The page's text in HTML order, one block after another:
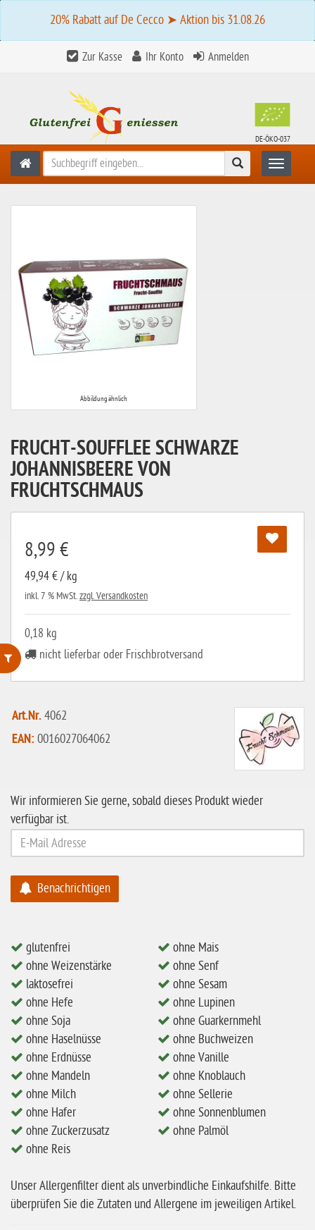
laktosefrei
ohne Hefe
ohne Haselnüsse
Bio
ohne Erdnüsse
ohne Mandeln
ohne Milch
ohne Hafer
ohne Zuckerzusatz
ohne Reis
ohne Mais
ohne Senf
ohne Sesam
ohne Lupinen
ohne Buchweizen
20% Rabatt auf De Cecco ➤ Aktion bis 31.08.26
Zur Kasse Ihr Konto Anmelden
DE-ÖKO-037
Suchen Toggle
Abbildung ähnlich
FRUCHT-SOUFFLEE SCHWARZE
JOHANNISBEERE VON
FRUCHTSCHMAUS
8,99 €
49,94 € / kg
inkl. 7 % MwSt.zzgl. Versandkosten
0,18 kg
nicht lieferbar oder Frischbrotversand
Art.Nr.4062
EAN: 0016027064062
Wir informieren Sie gerne, sobald dieses Produkt wieder
verfügbar ist.
Benachrichtigen
glutenfrei
ohne Weizenstärke
laktosefrei
ohne Hefe
ohne Soja
ohne Haselnüsse
ohne Erdnüsse
ohne Mandeln
ohne Milch
ohne Hafer
ohne Zuckerzusatz
ohne Reis
ohne Mais
ohne Senf
ohne Sesam
ohne Lupinen
ohne Guarkernmehl
ohne Buchweizen
ohne Vanille
ohne Knoblauch
ohne Sellerie
ohne Sonnenblumen
ohne Palmöl
Unser Allergenfilter dient als unverbindliche Einkaufshilfe. Bitte
überprüfen Sie die Zutaten und Allergene im jeweiligen Artikel.